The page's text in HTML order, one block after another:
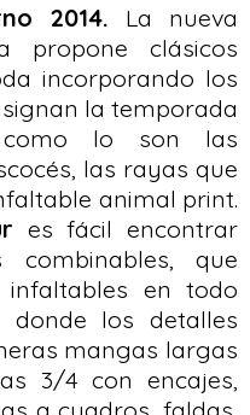
2014. La nueva
propone clásicos
incorporando los
la temporada
como lo son las
las rayas que
animal print.
es fácil encontrar
que
infaltables en todo
donde los detalles
mangas largas
3/4 con encajes,